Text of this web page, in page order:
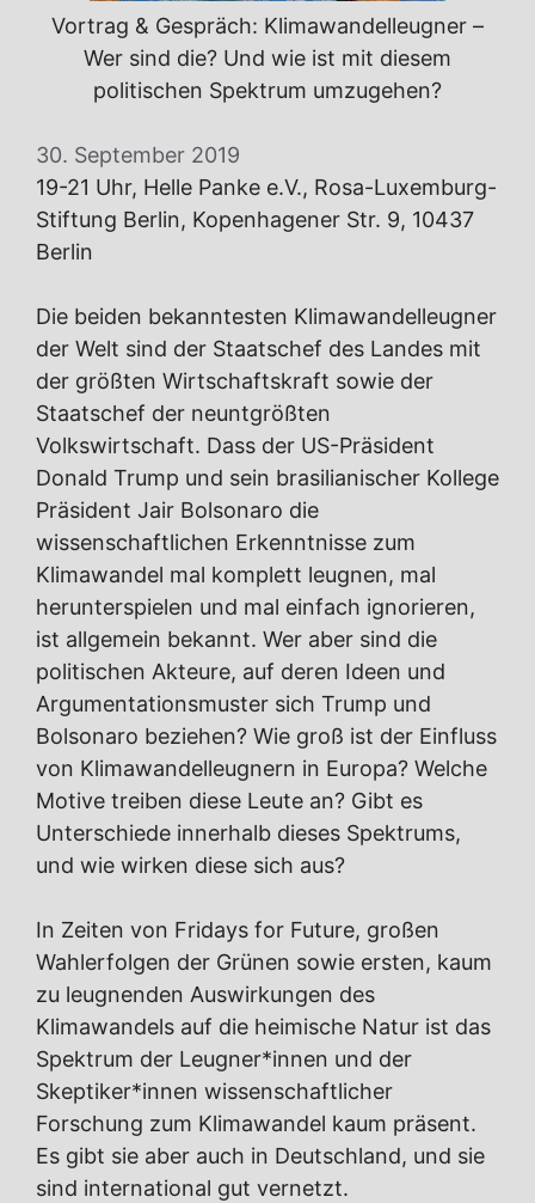
Vortrag & Gespräch: Klimawandelleugner –
Wer sind die? Und wie ist mit diesem
politischen Spektrum umzugehen?
30. September 2019
19-21 Uhr, Helle Panke e.V., Rosa-Luxemburg-
Stiftung Berlin, Kopenhagener Str. 9, 10437
Berlin
Die beiden bekanntesten Klimawandelleugner
der Welt sind der Staatschef des Landes mit
der größten Wirtschaftskraft sowie der
Staatschef der neuntgrößten
Volkswirtschaft. Dass der US-Präsident
Donald Trump und sein brasilianischer Kollege
Präsident Jair Bolsonaro die
wissenschaftlichen Erkenntnisse zum
Klimawandel mal komplett leugnen, mal
herunterspielen und mal einfach ignorieren,
ist allgemein bekannt. Wer aber sind die
politischen Akteure, auf deren Ideen und
Argumentationsmuster sich Trump und
Bolsonaro beziehen? Wie groß ist der Einfluss
von Klimawandelleugnern in Europa? Welche
Motive treiben diese Leute an? Gibt es
Unterschiede innerhalb dieses Spektrums,
und wie wirken diese sich aus?
In Zeiten von Fridays for Future, großen
Wahlerfolgen der Grünen sowie ersten, kaum
zu leugnenden Auswirkungen des
Klimawandels auf die heimische Natur ist das
Spektrum der Leugner*innen und der
Skeptiker*innen wissenschaftlicher
Forschung zum Klimawandel kaum präsent.
Es gibt sie aber auch in Deutschland, und sie
sind international gut vernetzt.